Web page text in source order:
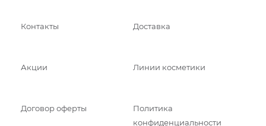
Контакты Доставка
Акции Линии косметики
Договор оферты
Политика
конфиденциальности